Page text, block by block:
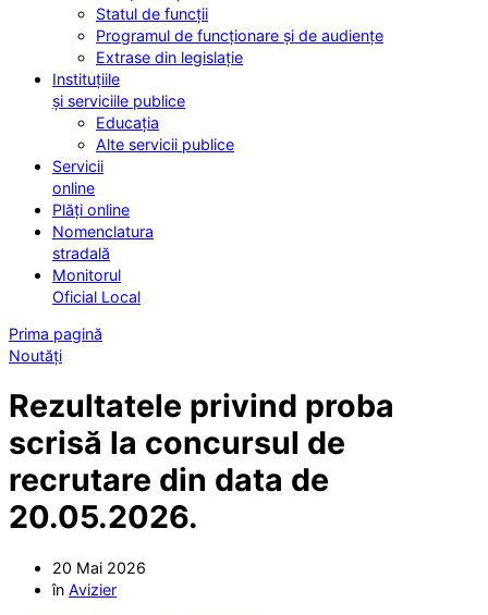
Statul de funcții
Programul de funcționare și de audiențe
Extrase din legislație
Instituțiile
și serviciile publice
Educația
Alte servicii publice
Servicii
online
Plăți online
Nomenclatura
stradală
Monitorul
Oficial Local
Prima pagină
Noutăți
Rezultatele privind proba
scrisă la concursul de
recrutare din data de
20.05.2026.
20 Mai 2026
în Avizier